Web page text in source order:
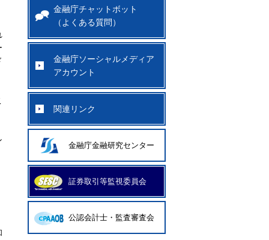
金融庁チャットボット
（よくある質問）
金融庁ソーシャルメディア
アカウント
関連リンク
金融庁金融研究センター
証券取引等監視委員会
公認会計士・監査審査会